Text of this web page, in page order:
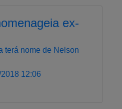
ex-
terá nome de Nelson
12:06